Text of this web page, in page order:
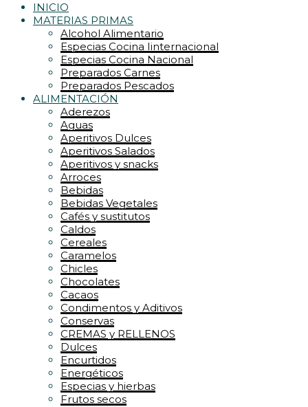
INICIO
MATERIAS PRIMAS
Alcohol Alimentario
Especias Cocina Iinternacional
Especias Cocina Nacional
Preparados Carnes
Preparados Pescados
ALIMENTACIÓN
Aderezos
Aguas
Aperitivos Dulces
Aperitivos Salados
Aperitivos y snacks
Arroces
Bebidas
Bebidas Vegetales
Cafés y sustitutos
Caldos
Cereales
Caramelos
Chicles
Chocolates
Cacaos
Condimentos y Aditivos
Conservas
CREMAS y RELLENOS
Dulces
Encurtidos
Energéticos
Especias y hierbas
Frutos secos